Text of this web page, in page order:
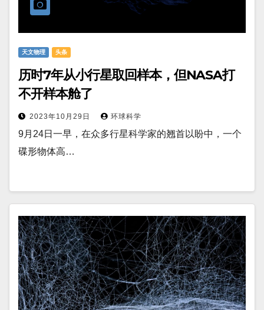
天文物理 头条
历时7年从小行星取回样本，但NASA打
不开样本舱了
2023年10月29日 环球科学
9月24日一早，在众多行星科学家的翘首以盼中，一个
碟形物体高…